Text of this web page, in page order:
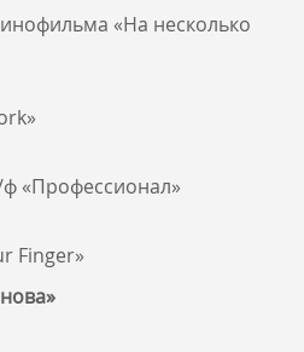
«На несколько
«Профессионал»
Finger»